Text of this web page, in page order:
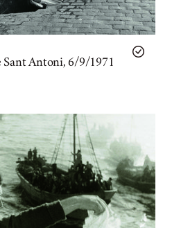
Sant Antoni, 6/9/1971